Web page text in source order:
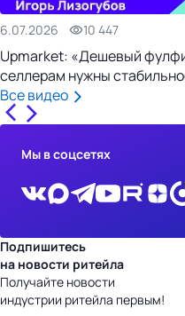
6.07.2026 10 447
Upmarket: «Дешевый
селлерам нужны
Все видео
Мы в соцсетях
Подпишитесь
на новости ритейла
Получайте новости
индустрии ритейла первым!